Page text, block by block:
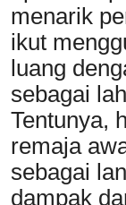
menarik
ikut
luang
sebagai
Tentunya,
remaja
sebagai
dampak